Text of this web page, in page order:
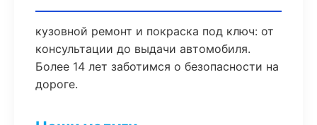
кузовной ремонт и покраска под ключ: от
консультации до выдачи автомобиля.
Более 14 лет заботимся о безопасности на
дороге.